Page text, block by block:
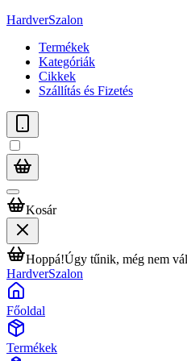
HardverSzalon
Termékek
Kategóriák
Cikkek
Szállítás és Fizetés
Kosár
Hoppá!Úgy tűnik, még nem
HardverSzalon
Főoldal
Termékek